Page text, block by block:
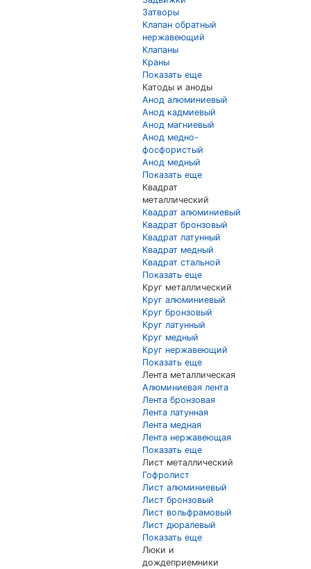
Затворы
Клапан обратный
нержавеющий
Клапаны
Краны
Показать еще
Катоды и аноды
Анод алюминиевый
Анод кадмиевый
Анод магниевый
Анод медно-
фосфористый
Анод медный
Показать еще
Квадрат
металлический
Квадрат алюминиевый
Квадрат бронзовый
Квадрат латунный
Квадрат медный
Квадрат стальной
Показать еще
Круг металлический
Круг алюминиевый
Круг бронзовый
Круг латунный
Круг медный
Круг нержавеющий
Показать еще
Лента металлическая
Алюминиевая лента
Лента бронзовая
Лента латунная
Лента медная
Лента нержавеющая
Показать еще
Лист металлический
Гофролист
Лист алюминиевый
Лист бронзовый
Лист вольфрамовый
Лист дюралевый
Показать еще
Люки и
дождеприемники